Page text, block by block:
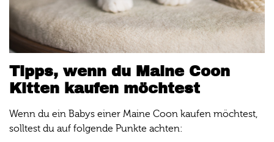
Tipps, wenn du Maine Coon
Kitten kaufen möchtest
Wenn du ein Babys einer Maine Coon kaufen möchtest,
solltest du auf folgende Punkte achten: